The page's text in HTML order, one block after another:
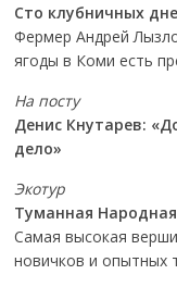
Сто клубничных
Фермер Андрей
ягоды в Коми есть
На посту
Денис Кнутарев:
дело»
Экотур
Туманная Народная
Самая высокая
новичков и опытных